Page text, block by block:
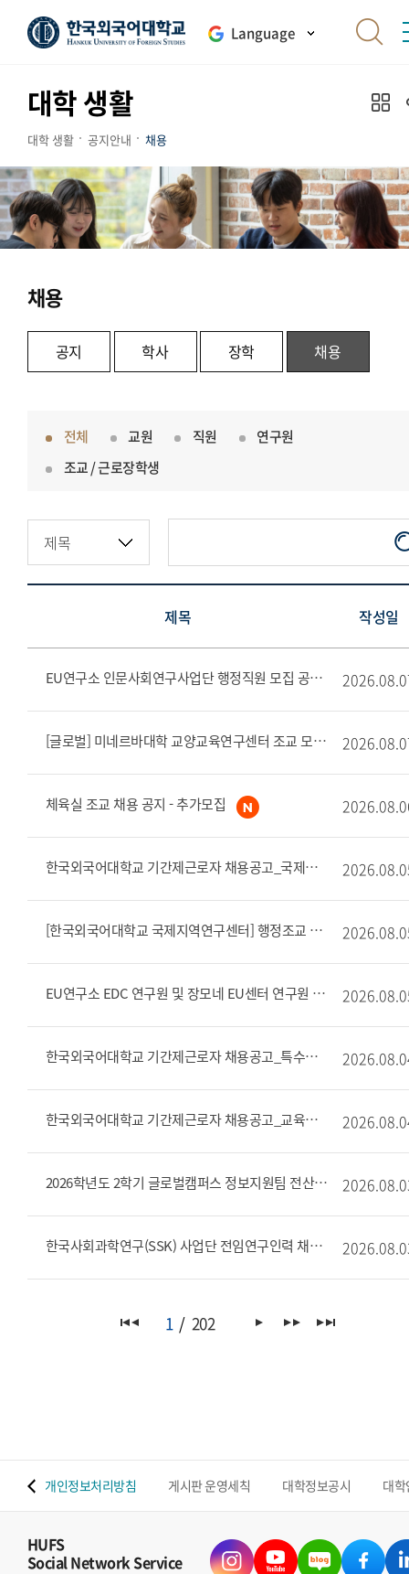
Language
대학 생활
대학 생활 공지안내 채용
채용
공지 학사 장학 채용
전체 교원 직원
연구원
조교 / 근로장학생
제목 작성일
EU연구소 인문사회연구사업단 행정직원 모집 공고
[글로벌] 미네르바대학 교양교육연구센터 조교 모집
체육실 조교 채용 공지 - 추가모집
한국외국어대학교 기간제근로자 채용공고_국제입학관리팀(서울) 입시/입학업무
[한국외국어대학교 국제지역연구센터] 행정조교 채용 공고
EU연구소 EDC 연구원 및 장모네 EU센터 연구원 모집 공고
한국외국어대학교 기간제근로자 채용공고_특수외국어교육진흥원운영팀
한국외국어대학교 기간제근로자 채용공고_교육혁신원 혁신지원팀(재공고)
2026학년도 2학기 글로벌캠퍼스 정보지원팀 전산 조교 모집
한국사회과학연구(SSK) 사업단 전임연구인력 채용
1 202
개인정보처리방침 게시판 운영세칙 대학정보공시 대
HUFS
Social Network Service